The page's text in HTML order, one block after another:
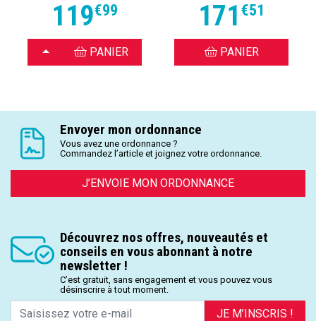
119€99
CHOISIR PANIER
171 €51
PANIER
Envoyer mon ordonnance
Vous avez une ordonnance ?
Commandez l’article et joignez votre ordonnance.
J’ENVOIE MON ORDONNANCE
Découvrez nos offres, nouveautés et
conseils en vous abonnant à notre
newsletter !
C’est gratuit, sans engagement et vous pouvez vous
désinscrire à tout moment.
JE M’INSCRIS !